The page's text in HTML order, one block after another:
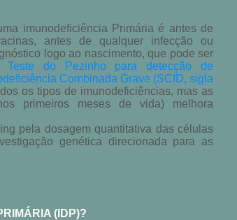
imunodeficiência Primária é antes de
antes de qualquer infecção ou
logo ao nascimento, que pode ser
Teste do
Pezinho para detecção de
Combinada Grave (SCID, sigla
os tipos de imunodeficiências, mas as
primeiros meses de vida) melhora
pela dosagem quantitativa das células
genética direcionada para as
(IDP)?